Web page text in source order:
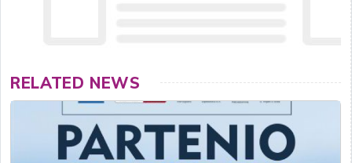
RELATED NEWS